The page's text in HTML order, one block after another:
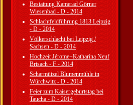
Bestattung Kamerad Görner
Wiesenbad - D - 2014
Schlachtfeldführung 1813 Leipzig
- D - 2014
Völkerschlacht bei Leipzig /
Sachsen - D - 2014
Hochzeit Jérome+Katharina Neuf
Brisach - F - 2014
Scharmützel Blumenmühle in
Würchwitz - D - 2014
Feier zum Kaisergeburtstag bei
Taucha - D - 2014